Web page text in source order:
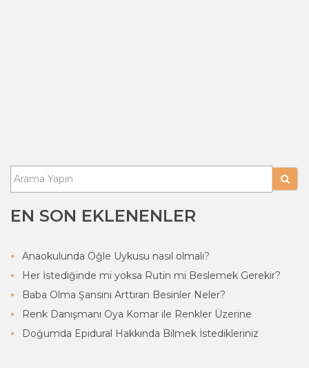
EN SON EKLENENLER
Anaokulunda Öğle Uykusu nasıl olmalı?
Her İstediğinde mi yoksa Rutin mi Beslemek Gerekir?
Baba Olma Şansını Arttıran Besinler Neler?
Renk Danışmanı Oya Komar ile Renkler Üzerine
Doğumda Epidural Hakkında Bilmek İstedikleriniz